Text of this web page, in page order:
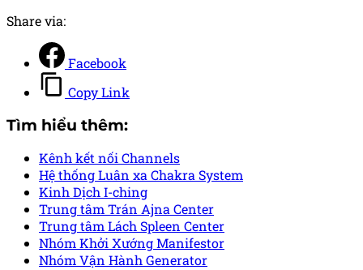
Share via:
Facebook
Copy Link
Tìm hiểu thêm:
Kênh kết nốiChannels
Hệ thống Luân xaChakra System
Kinh DịchI-ching
Trung tâm Trán Ajna Center
Trung tâm LáchSpleen Center
Nhóm Khởi XướngManifestor
Nhóm Vận HànhGenerator